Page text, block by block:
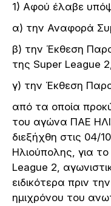
1) Αφού έλαβε
α) την Αναφορά
β) την Έκθεση
της Super League
γ) την Έκθεση
από τα οποία
του αγώνα ΠΑΕ
διεξήχθη στις 04/
Ηλιούπολης, για
League 2,
ειδικότερα πριν
ημιχρόνου του